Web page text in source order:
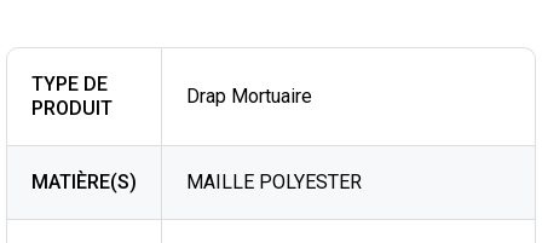
TYPE DE
PRODUIT
Drap Mortuaire
MATIÈRE(S) MAILLE POLYESTER